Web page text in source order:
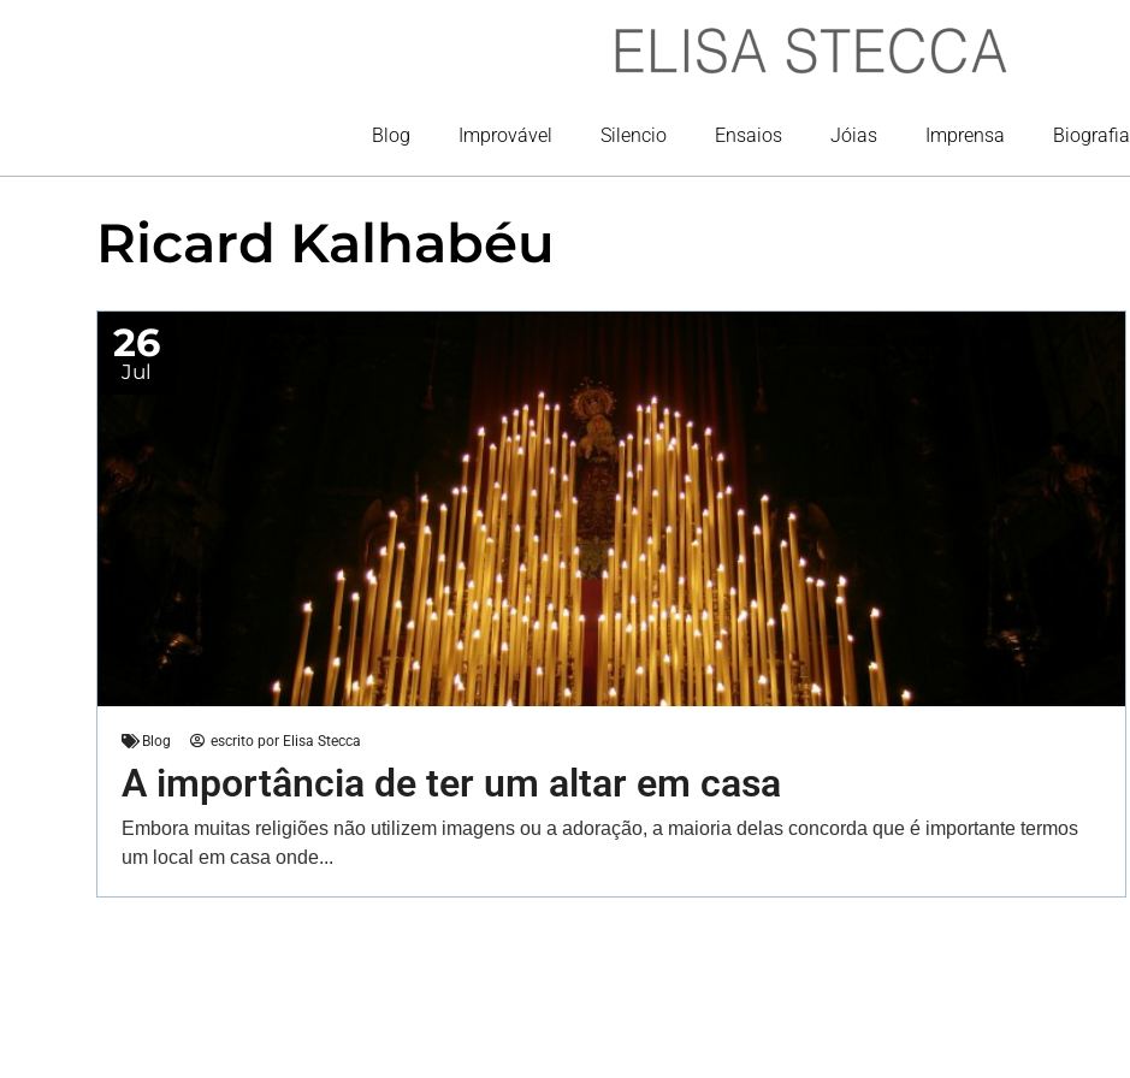
Blog Improvável Silencio Ensaios Jóias Imprensa Biografia
Ricard Kalhabéu
Blog escrito porElisa Stecca
A importância de ter um altar em casa
Embora muitas religiões não utilizem imagens ou a adoração, a maioria delas concorda que é importante termos
um local em casa onde...
26
Jul